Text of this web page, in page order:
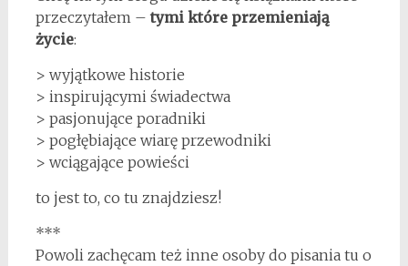
przeczytałem –tymi które przemieniają
życie:
> wyjątkowe historie
> inspirującymi świadectwa
> pasjonujące poradniki
> pogłębiające wiarę przewodniki
> wciągające powieści
to jest to, co tu znajdziesz!
***
Powoli zachęcam też inne osoby do pisania tu o